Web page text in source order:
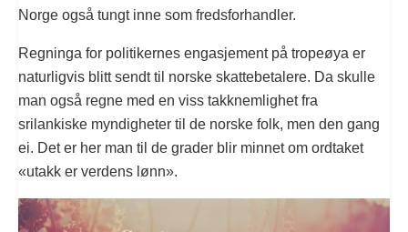
Norge også tungt inne som fredsforhandler.
Regninga for politikernes engasjement på tropeøya er
naturligvis blitt sendt til norske skattebetalere. Da skulle
man også regne med en viss takknemlighet fra
srilankiske myndigheter til de norske folk, men den gang
ei. Det er her man til de grader blir minnet om ordtaket
«utakk er verdens lønn».